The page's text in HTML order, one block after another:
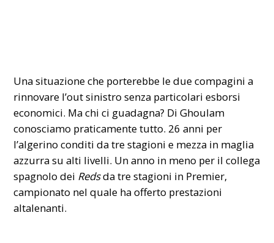
Una situazione che porterebbe le due compagini a
rinnovare l’out sinistro senza particolari esborsi
economici. Ma chi ci guadagna? Di Ghoulam
conosciamo praticamente tutto. 26 anni per
l’algerino conditi da tre stagioni e mezza in maglia
azzurra su alti livelli. Un anno in meno per il collega
spagnolo dei Redsda tre stagioni in Premier,
campionato nel quale ha offerto prestazioni
altalenanti.